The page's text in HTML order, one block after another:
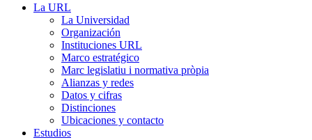
La URL
La Universidad
Organización
Instituciones URL
Marco estratégico
Marc legislatiu i normativa pròpia
Alianzas y redes
Datos y cifras
Distinciones
Ubicaciones y contacto
Estudios